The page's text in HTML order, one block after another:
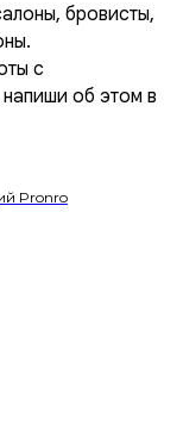
бровисты,
с
об этом в
Pronro